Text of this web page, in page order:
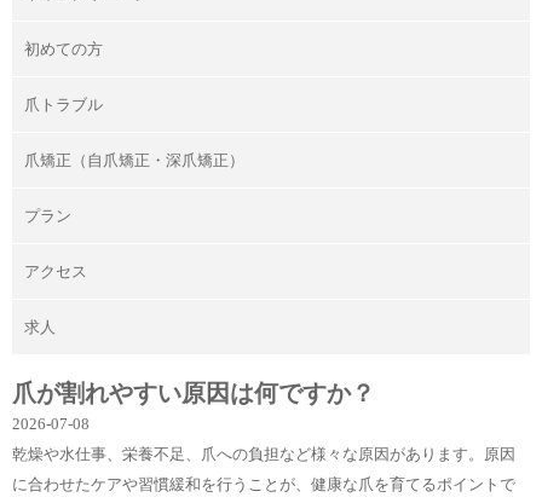
初めての方
爪トラブル
爪矯正（自爪矯正・深爪矯正）
プラン
アクセス
求人
爪が割れやすい原因は何ですか？
2026-07-08
乾燥や水仕事、栄養不足、爪への負担など様々な原因があります。原因
に合わせたケアや習慣緩和を行うことが、健康な爪を育てるポイントで